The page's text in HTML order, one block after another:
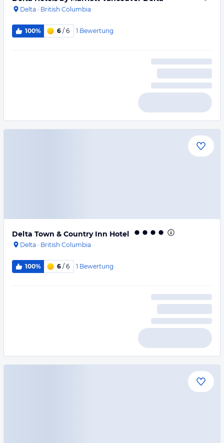
Delta · British Columbia
100% 6 / 6 1 Bewertung
Delta Town & Country Inn Hotel
Delta · British Columbia
100% 6 / 6 1 Bewertung